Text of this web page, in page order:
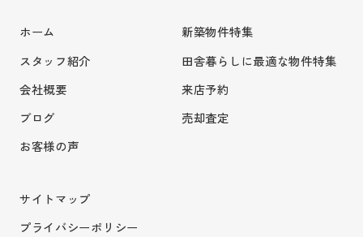
ホーム
スタッフ紹介
会社概要
ブログ
お客様の声
新築物件特集
田舎暮らしに最適な物件特集
来店予約
売却査定
サイトマップ
プライバシーポリシー